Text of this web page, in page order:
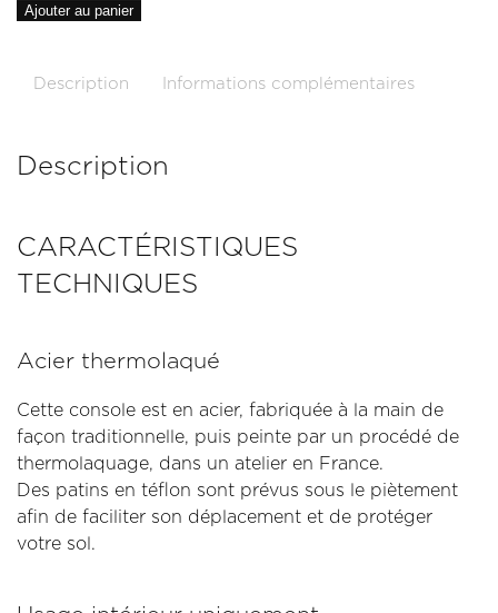
Ajouter au panier
Description Informations complémentaires
Description
CARACTÉRISTIQUES
TECHNIQUES
Acier thermolaqué
Cette console est en acier, fabriquée à la main de
façon traditionnelle, puis peinte par un procédé de
thermolaquage, dans un atelier en France.
Des patins en téflon sont prévus sous le piètement
afin de faciliter son déplacement et de protéger
votre sol.